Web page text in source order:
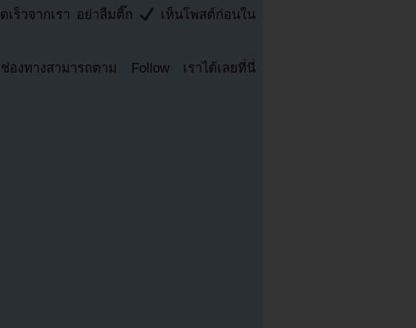
เร็วจากเรา อย่าลืมติ๊ก
เห็นโพสต์ก่อนใน
องทางสามารถตาม Follow เราได้เลยที่นี่